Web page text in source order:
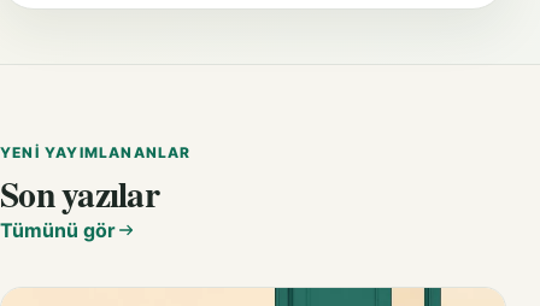
YENI YAYIMLANANLAR
Son yazılar
Tümünü gör